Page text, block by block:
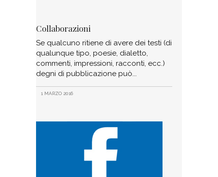
Collaborazioni
Se qualcuno ritiene di avere dei testi (di
qualunque tipo, poesie, dialetto,
commenti, impressioni, racconti, ecc.)
degni di pubblicazione può
1 MARZO 2016